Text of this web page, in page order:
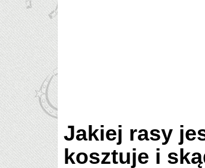
Jakiej rasy
kosztuje i